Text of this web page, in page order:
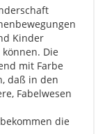
Kinder
Die
mit Farbe
daß in den
Fabelwesen
die